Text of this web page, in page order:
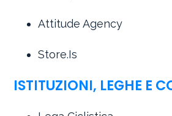
Attitude Agency
Store.Is
ISTITUZIONI, LEGHE E